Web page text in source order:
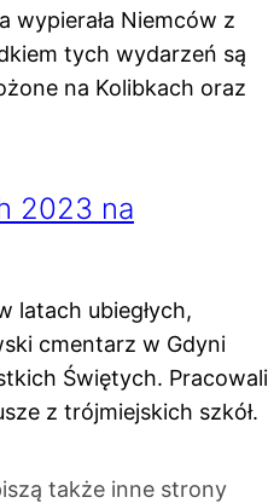
wypierała Niemców z
tych wydarzeń są
na Kolibkach oraz
2023 na
latach ubiegłych,
cmentarz w Gdyni
Świętych. Pracowali
z trójmiejskich szkół.
także inne strony